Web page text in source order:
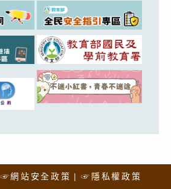
☞網站安全政策 ☞隱私權政策